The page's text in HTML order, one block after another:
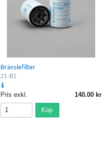
Bränslefilter
21-B1
Pris exkl. 140.00
Köp